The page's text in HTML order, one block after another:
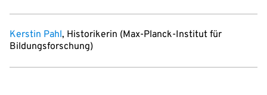
Kerstin Pahl, Historikerin (Max-Planck-Institut für
Bildungsforschung)